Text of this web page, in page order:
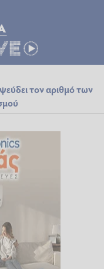
τον αριθμό των